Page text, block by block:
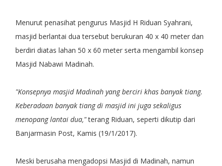
Menurut penasihat pengurus Masjid H Riduan Syahrani,
masjid berlantai dua tersebut berukuran 40 x 40 meter dan
berdiri diatas lahan 50 x 60 meter serta mengambil konsep
Masjid Nabawi Madinah.
"Konsepnya masjid Madinah yang berciri khas banyak tiang.
Keberadaan banyak tiang di masjid ini juga sekaligus
menopang lantai dua,"terang Riduan, seperti dikutip dari
Banjarmasin Post, Kamis (19/1/2017).
Meski berusaha mengadopsi Masjid di Madinah, namun